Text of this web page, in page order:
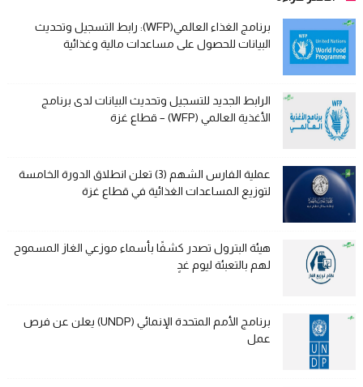
برنامج الغذاء العالمي(WFP): رابط التسجيل وتحديث
البيانات للحصول على مساعدات مالية وغذائية
الرابط الجديد للتسجيل وتحديث البيانات لدى برنامج
الأغذية العالمي (WFP) – قطاع غزة
عملية الفارس الشهم (3) تعلن انطلاق الدورة الخامسة
لتوزيع المساعدات الغذائية في قطاع غزة
هيئة البترول تصدر كشفًا بأسماء موزعي الغاز المسموح
لهم بالتعبئة ليوم غدٍ
برنامج الأمم المتحدة الإنمائي (UNDP) يعلن عن فرص
عمل